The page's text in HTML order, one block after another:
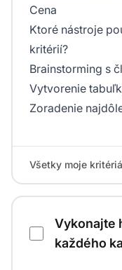
Cena
Ktoré nástroje
kritérií?
Brainstorming s
Vytvorenie
Zoradenie
Všetky moje
Vykonajte
každého